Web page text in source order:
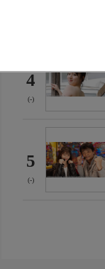
4
(-)
5
(-)